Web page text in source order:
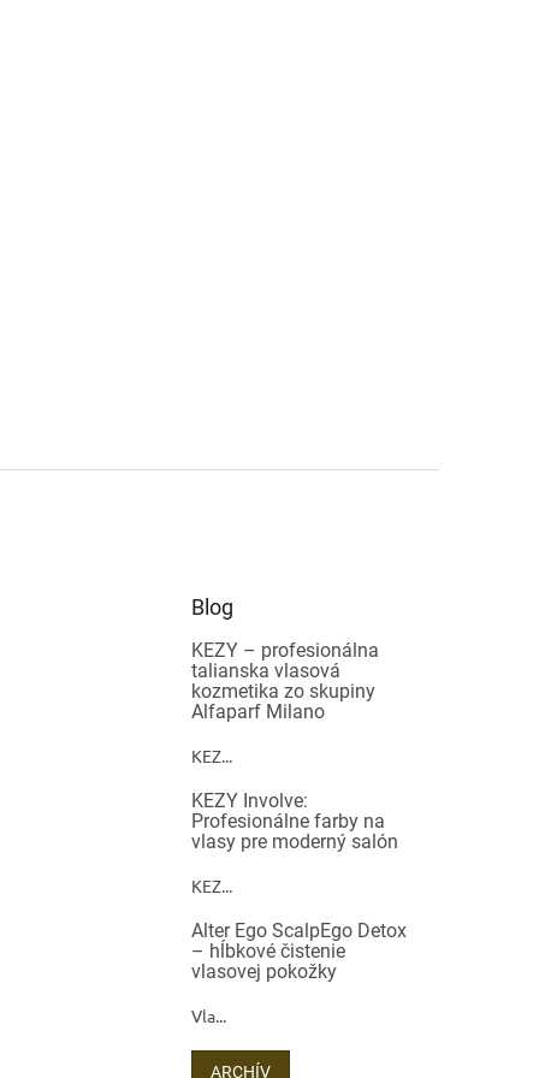
Blog
KEZY – profesionálna
talianska vlasová
kozmetika zo skupiny
Alfaparf Milano
KEZ...
KEZY Involve:
Profesionálne farby na
vlasy pre moderný salón
KEZ...
Alter Ego ScalpEgo Detox
– hĺbkové čistenie
vlasovej pokožky
Vla...
ARCHÍV